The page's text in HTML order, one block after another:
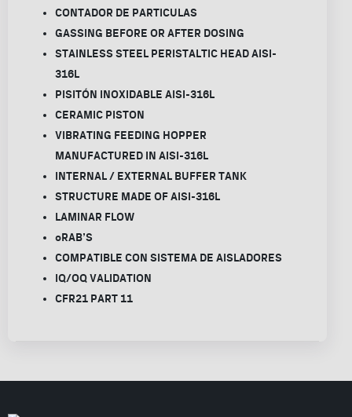
CONTADOR DE PARTICULAS
GASSING BEFORE OR AFTER DOSING
STAINLESS STEEL PERISTALTIC HEAD AISI-
316L
PISITÓN INOXIDABLE AISI-316L
CERAMIC PISTON
VIBRATING FEEDING HOPPER
MANUFACTURED IN AISI-316L
INTERNAL / EXTERNAL BUFFER TANK
STRUCTURE MADE OF AISI-316L
LAMINAR FLOW
oRAB’S
COMPATIBLE CON SISTEMA DE AISLADORES
IQ/OQ VALIDATION
CFR21 PART 11